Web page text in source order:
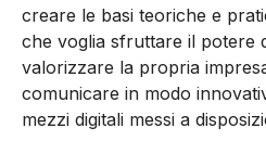
creare le basi teoriche e
che voglia sfruttare il potere
valorizzare la propria
comunicare in modo
mezzi digitali messi a